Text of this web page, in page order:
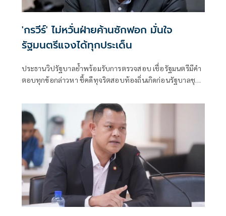
'กรวีร์' ไม่หวั่นฝ่ายค้านซักฟอก มั่นใจ
รัฐมนตรีแจงได้ทุกประเด็น
ประธานวิปรัฐบาลย้ำพร้อมรับการตรวจสอบ เชื่อรัฐมนตรีมีคำ
ตอบทุกข้อกล่าวหา ชี้คดีทุจริตสอบท้องถิ่นเกิดก่อนรัฐบาลชุด
รัฐมนตรีและรัฐมนตรีพรรคภูมิใจไทย